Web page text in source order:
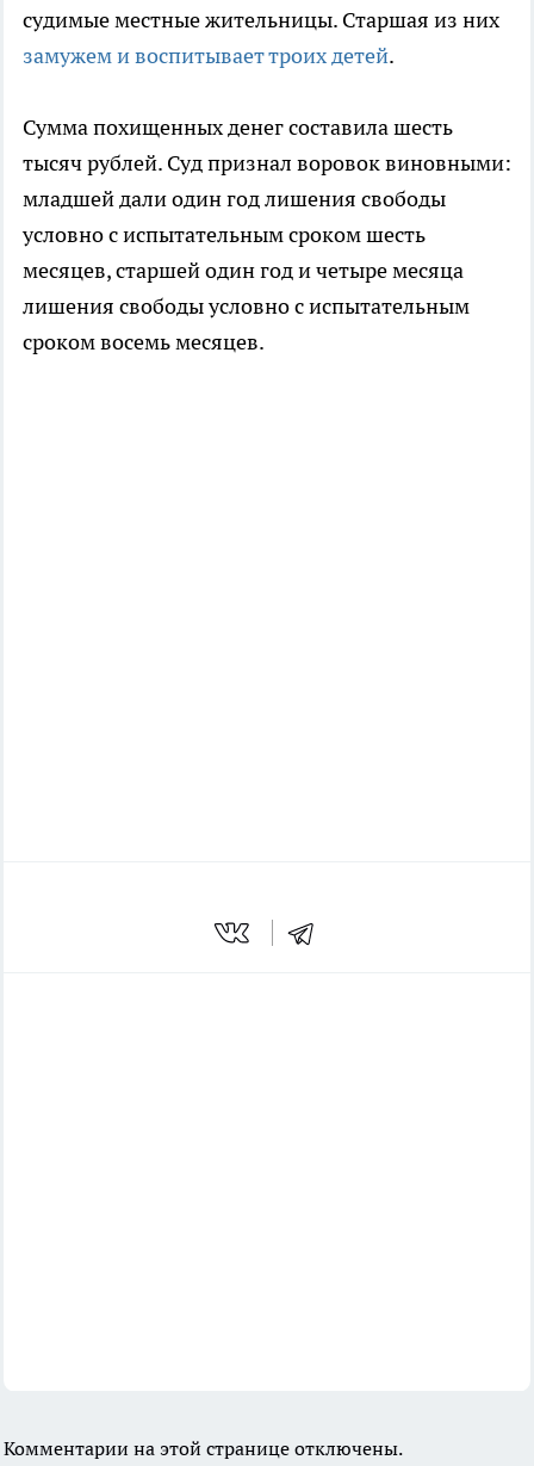
судимые местные жительницы. Старшая из них
замужем и воспитывает троих детей.
Сумма похищенных денег составила шесть
тысяч рублей. Суд признал воровок виновными:
младшей дали один год лишения свободы
условно с испытательным сроком шесть
месяцев, старшей один год и четыре месяца
лишения свободы условно с испытательным
сроком восемь месяцев.
Комментарии на этой странице отключены.